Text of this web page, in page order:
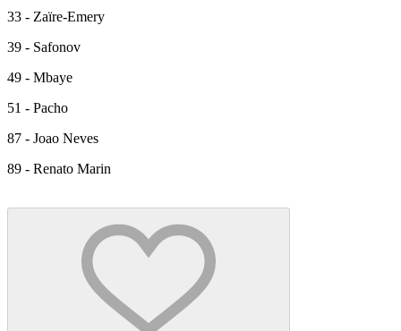
33 - Zaïre-Emery
39 - Safonov
49 - Mbaye
51 - Pacho
87 - Joao Neves
89 - Renato Marin